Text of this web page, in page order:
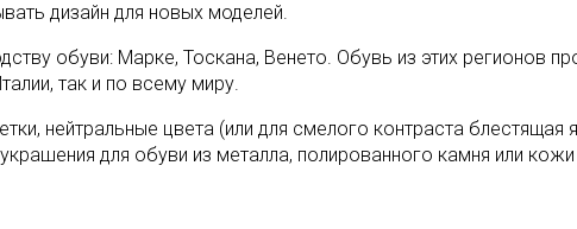
дизайн для новых моделей.
обуви: Марке, Тоскана, Венето. Обувь из этих регионов
так и по всему миру.
нейтральные цвета (или для смелого контраста
для обуви из металла, полированного камня или